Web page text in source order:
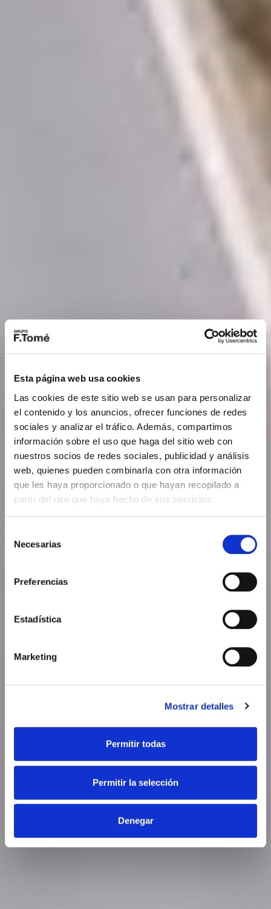
Esta página web usa cookies
Las cookies de este sitio web se usan para personalizar
el contenido y los anuncios, ofrecer funciones de redes
sociales y analizar el tráfico. Además, compartimos
información sobre el uso que haga del sitio web con
nuestros socios de redes sociales, publicidad y análisis
web, quienes pueden combinarla con otra información
que les haya proporcionado o que hayan recopilado a
partir del uso que haya hecho de sus servicios.
Necesarias
Preferencias
Estadística
Marketing
Mostrar detalles
Permitir todas
Permitir la selección
Denegar